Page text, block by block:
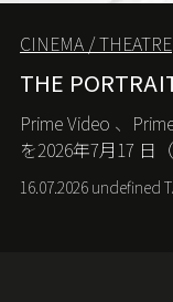
CINEMA / THEATRE
THE
Prime Video 、
を2026年7月 17 日
16.07.2026 undefined